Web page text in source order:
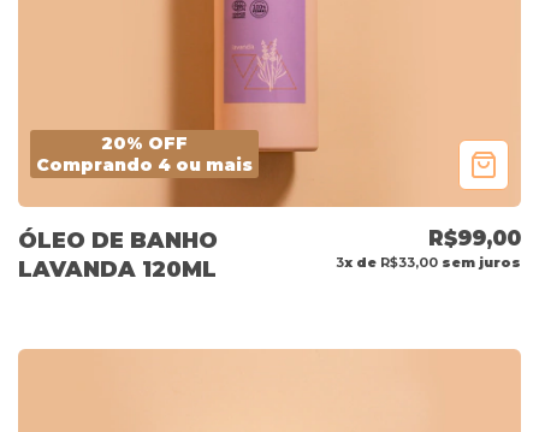
20% OFF
Comprando 4 ou mais
ÓLEO DE BANHO
LAVANDA 120ML
R$99,00
3x de R$33,00 sem juros